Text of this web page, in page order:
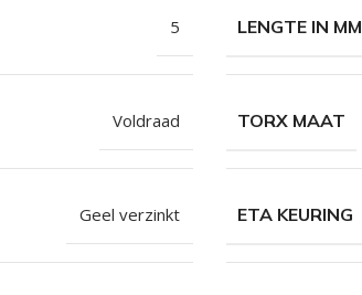
5 LENGTE IN MM
Voldraad TORX MAAT
Geel verzinkt ETA KEURING